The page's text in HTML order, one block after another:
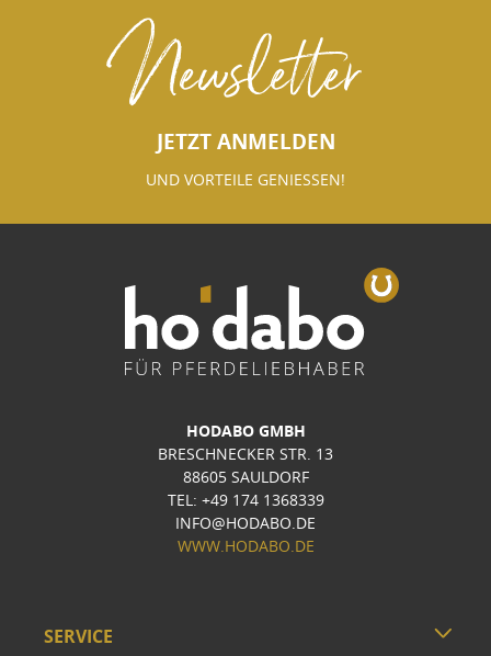
Newsletter
JETZT ANMELDEN
UND VORTEILE GENIESSEN!
HODABO GMBH
BRESCHNECKER STR. 13
88605 SAULDORF
TEL: +49 174 1368339
INFO@HODABO.DE
WWW.HODABO.DE
SERVICE